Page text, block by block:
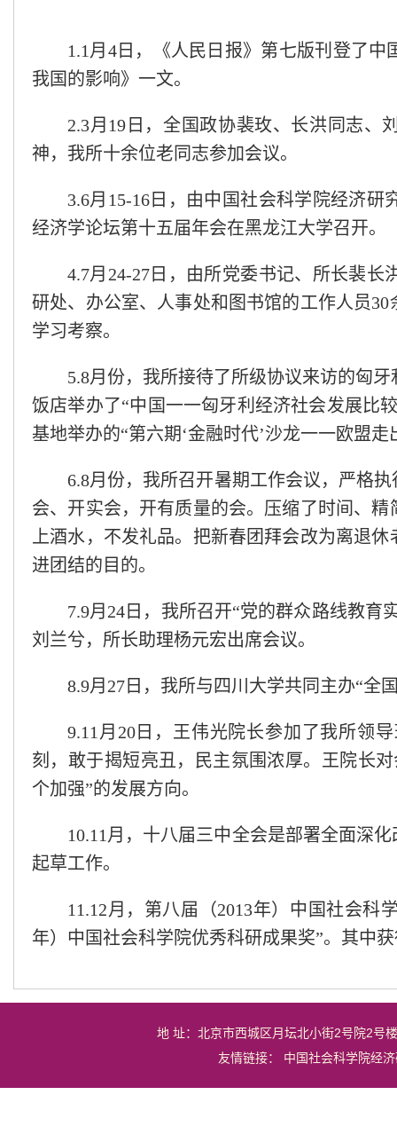
1.1月4日，《人民日报》第七版刊登了
我国的影响》一文。
2.3月19日，全国政协裴玫、长洪同志、
神，我所十余位老同志参加会议。
3.6月15-16日，由中国社会科学院经济
经济学论坛第十五届年会在黑龙江大学召开。
4.7月24-27日，由所党委书记、所长裴
研处、办公室、人事处和图书馆的工作人员
学习考察。
5.8月份，我所接待了所级协议来访的匈
饭店举办了“中国一一匈牙利经济社会发展比
基地举办的“第六期‘金融时代’沙龙一一欧盟
6.8月份，我所召开暑期工作会议，严格
会、开实会，开有质量的会。压缩了时间、
上酒水，不发礼品。把新春团拜会改为离退
进团结的目的。
7.9月24日，我所召开“党的群众路线教
刘兰兮，所长助理杨元宏出席会议。
8.9月27日，我所与四川大学共同主办“全
9.11月20日，王伟光院长参加了我所领
刻，敢于揭短亮丑，民主氛围浓厚。王院长
个加强”的发展方向。
10.11月，十八届三中全会是部署全面深
起草工作。
11.12月，第八届（2013年）中国社会科
年）中国社会科学院优秀科研成果奖”。其中
地 址：北京市西城区月坛北小街2号院2号
友情链接： 中国社会科学院经